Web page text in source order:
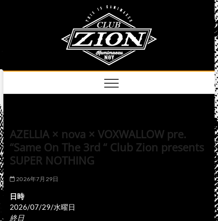
AZELLIA × nova × VOXWALLOW pre.
“Same On The 3rd “ Club Zion presents
SUPER NOTHING
2026年7月29日
日時
2026/07/29/水曜日
終日